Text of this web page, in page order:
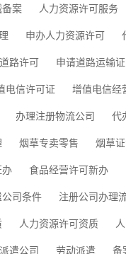
案 人力资源许可服务
申办人力资源许可
路许可 申请道路运输证
电信许可证
增值电信经
办理注册物流公司
代
烟草专卖零售
烟草
食品经营许可新办
司条件
注册公司办理
人力资源许可资质
遣公司 劳动派遣
备